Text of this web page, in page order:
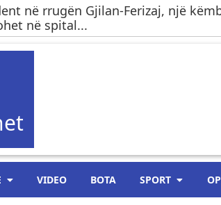
në rrugën Gjilan-Ferizaj, një
në spital...
VIDEO BOTA SPORT